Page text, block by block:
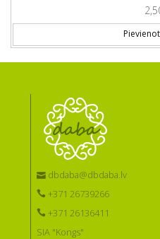
dbdaba@dbdaba.lv
+371 26739266
+371 26136411
SIA "Kongs"